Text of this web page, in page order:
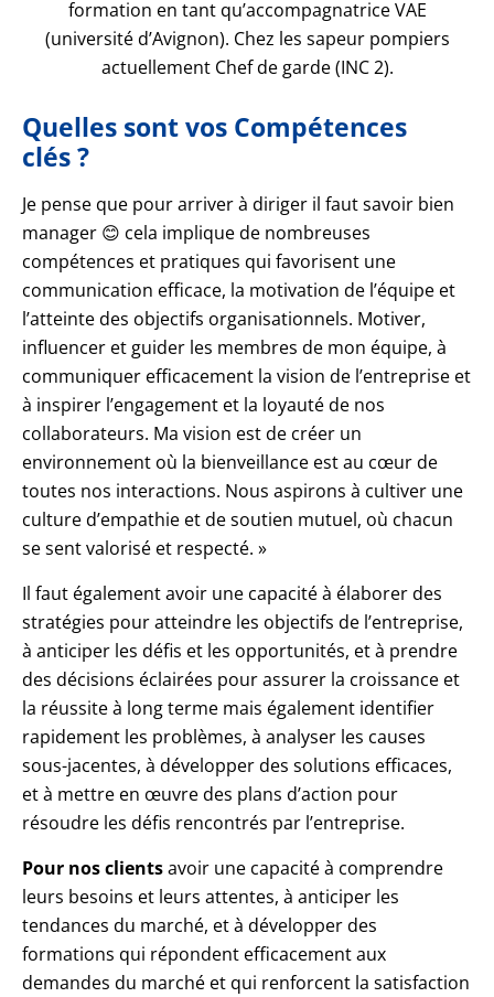
formation en tant qu’accompagnatrice VAE
(université d’Avignon). Chez les sapeur pompiers
actuellement Chef de garde (INC 2).
Quelles sont vos Compétences
clés ?
Je pense que pour arriver à diriger il faut savoir bien
manager 😊 cela implique de nombreuses
compétences et pratiques qui favorisent une
communication efficace, la motivation de l’équipe et
l’atteinte des objectifs organisationnels. Motiver,
influencer et guider les membres de mon équipe, à
communiquer efficacement la vision de l’entreprise et
à inspirer l’engagement et la loyauté de nos
collaborateurs. Ma vision est de créer un
environnement où la bienveillance est au cœur de
toutes nos interactions. Nous aspirons à cultiver une
culture d’empathie et de soutien mutuel, où chacun
se sent valorisé et respecté. »
Il faut également avoir une capacité à élaborer des
stratégies pour atteindre les objectifs de l’entreprise,
à anticiper les défis et les opportunités, et à prendre
des décisions éclairées pour assurer la croissance et
la réussite à long terme mais également identifier
rapidement les problèmes, à analyser les causes
sous-jacentes, à développer des solutions efficaces,
et à mettre en œuvre des plans d’action pour
résoudre les défis rencontrés par l’entreprise.
Pour nos clientsavoir une capacité à comprendre
leurs besoins et leurs attentes, à anticiper les
tendances du marché, et à développer des
formations qui répondent efficacement aux
demandes du marché et qui renforcent la satisfaction